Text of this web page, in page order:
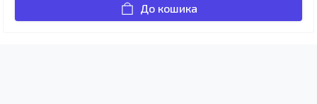
До кошика